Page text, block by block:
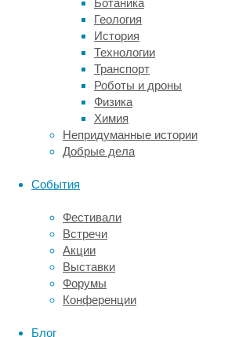
Ботаника
Геология
История
Технологии
Транспорт
Роботы и дроны
Физика
Химия
Непридуманные истории
Добрые дела
События
Фестивали
Встречи
Акции
Выставки
Форумы
Конференции
Блог
потому
что
под
пленкой
сохраняется
гладкая
поверхность.
Куда
может
наноситься
антигравийная
плёнка